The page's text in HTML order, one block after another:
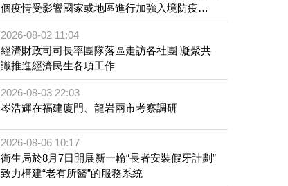
個疫情受影響國家或地區進行加強入境防疫措
施
2026-08-02 11:04
經濟財政司司長率團隊落區走訪各社團 凝聚共
識推進經濟民生各項工作
2026-08-03 22:03
岑浩輝在福建廈門、龍岩兩市考察調研
2026-08-06 10:17
衛生局於8月7日開展新一輪“長者安裝假牙計劃”
致力構建“老有所醫”的服務系統